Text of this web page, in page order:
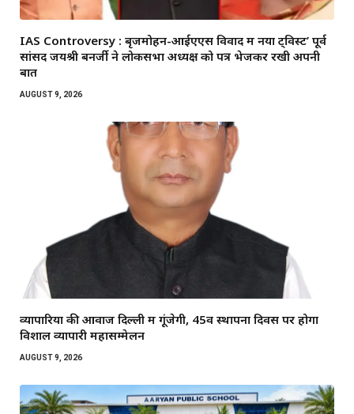
IAS Controversy : बृजमोहन-आईएएस विवाद में नया ट्विस्ट’ पूर्व
सांसद जयश्री बनर्जी ने लोकसभा अध्यक्ष को पत्र भेजकर रखी अपनी
बात
AUGUST 9, 2026
व्यापारियों की आवाज दिल्ली में गूंजेगी, 45वें स्थापना दिवस पर होगा
विशाल व्यापारी महासम्मेलन
AUGUST 9, 2026